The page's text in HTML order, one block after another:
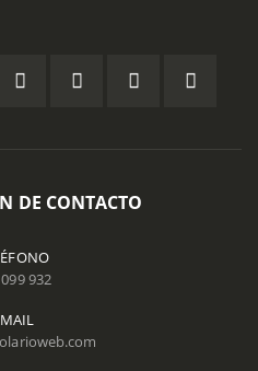
DE CONTACTO
932